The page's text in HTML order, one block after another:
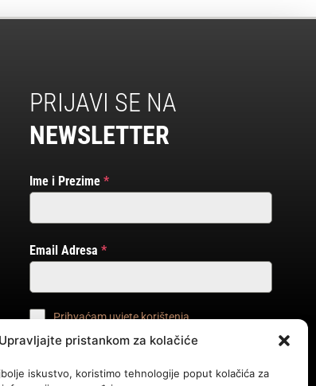
Upravljajte pristankom za kolačiće
iskustvo, koristimo tehnologije poput kolačića za
PRIJAVI SE NA
NEWSLETTER
Ime i Prezime*
Email Adresa*
Prihvaćam uvjete korištenja